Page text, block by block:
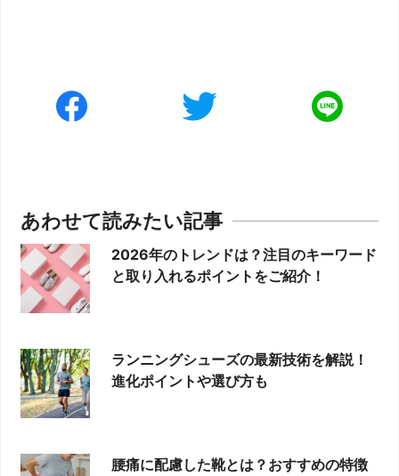
あわせて読みたい記事
2026年のトレンドは？注目のキーワード
と取り入れるポイントをご紹介！
ランニングシューズの最新技術を解説！
進化ポイントや選び方も
腰痛に配慮した靴とは？おすすめの特徴